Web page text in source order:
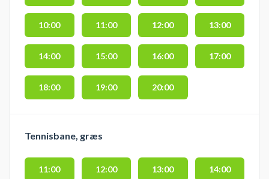
10:00 11:00 12:00 13:00
14:00 15:00 16:00 17:00
18:00 19:00 20:00
Tennisbane, græs
11:00 12:00 13:00 14:00